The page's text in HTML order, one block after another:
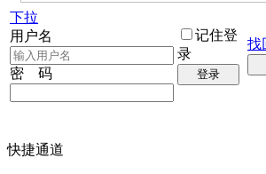
下拉
用户名
密 码
记住登
录
登录
找
快捷通道